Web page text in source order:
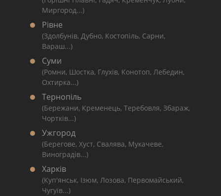
Миргород...)
Рівне
(Здолбунів, Дубно, Костопіль, Сарни,
Вараш...)
Суми
(Ромни, Шостка, Глухів, Конотоп, Лебедин,
Охтирка...)
Тернопіль
(Бережани, Кременець, Теребовля, Збараж,
Чортків...)
Ужгород
(Берегове, Хуст, Свалява, Мукачеве,
Виноградів...)
Харків
(Куп'янськ, Ізюм, Лозова, Первомайський,
Чугуїв...)